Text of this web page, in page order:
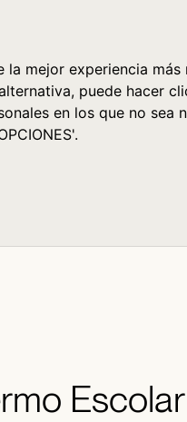
mejor experiencia
puede hacer
en los que no